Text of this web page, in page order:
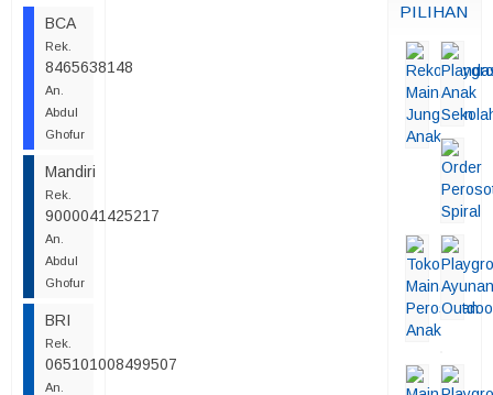
BCA
Rek.
8465638148
An.
Abdul
Ghofur
Mandiri
Rek.
9000041425217
An.
Abdul
Ghofur
BRI
Rek.
065101008499507
An.
PILIHAN